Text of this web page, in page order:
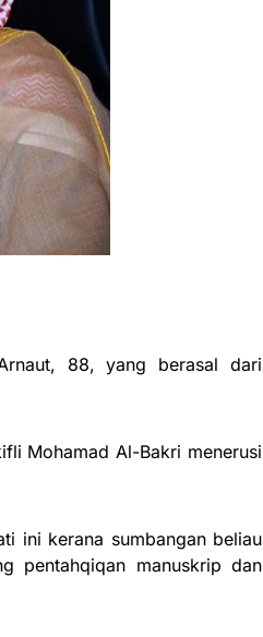
88, yang berasal dari
Mohamad Al-Bakri menerusi
ini kerana sumbangan beliau
pentahqiqan manuskrip dan